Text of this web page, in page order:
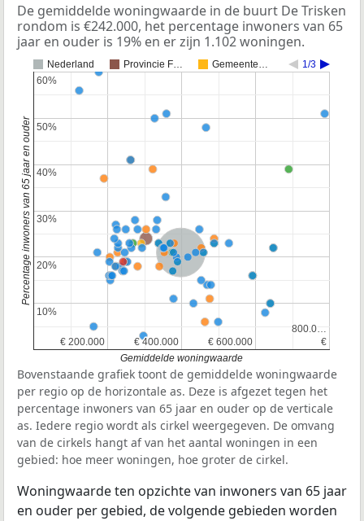
De gemiddelde woningwaarde in de buurt De Trisken
rondom is €242.000, het percentage inwoners van 65
jaar en ouder is 19% en er zijn 1.102 woningen.
Nederland Provincie F… Gemeente… 1/3
Nederland
€ 200.000
€ 200.000 € 400.000
€ 400.000 € 600.000
€ 600.000 €
€
800.0…
800.0…
10%
10%
20%
20%
30%
30%
40%
40%
50%
50%
60%
60%
Gemiddelde woningwaarde
Percentage inwoners van 65 jaar en ouder
Bovenstaande grafiek toont de gemiddelde woningwaarde
per regio op de horizontale as. Deze is afgezet tegen het
percentage inwoners van 65 jaar en ouder op de verticale
as. Iedere regio wordt als cirkel weergegeven. De omvang
van de cirkels hangt af van het aantal woningen in een
gebied: hoe meer woningen, hoe groter de cirkel.
Woningwaarde ten opzichte van inwoners van 65 jaar
en ouder per gebied, de volgende gebieden worden